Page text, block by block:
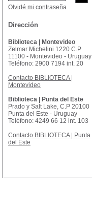
Olvidé mi contraseña
Dirección
Biblioteca | Montevideo
Zelmar Michelini 1220 C.P
11100 - Montevideo - Uruguay
Teléfono: 2900 7194 int. 20
Contacto BIBLIOTECA |
Montevideo
Biblioteca | Punta del Este
Prado y Salt Lake, C.P 20100
Punta del Este - Uruguay
Teléfono: 4249 66 12 int. 103
Contacto BIBLIOTECA | Punta
del Este